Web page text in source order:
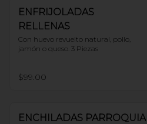
ENFRIJOLADAS
RELLENAS
Con huevo revuelto natural, pollo,
jamón o queso. 3 Piezas
$99.00
ENCHILADAS PARROQUIA